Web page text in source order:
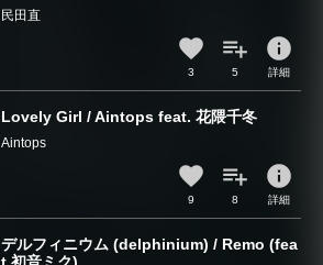
民田直
3 5
info
詳細
Lovely Girl / Aintops feat. 花隈千冬
Aintops
9 8
info
詳細
デルフィニウム (delphinium) / Remo (fea